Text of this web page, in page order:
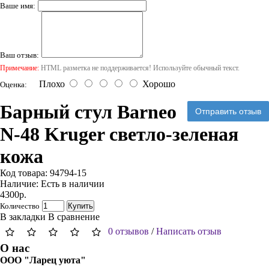
Ваше имя:
Ваш отзыв:
Примечание: HTML разметка не поддерживается! Используйте обычный текст.
Оценка: Плохо Хорошо
Отправить отзыв
Барный стул Barneo
N-48 Kruger светло-зеленая
кожа
Код товара: 94794-15
Наличие: Есть в наличии
4300р.
Количество Купить
В закладки В сравнение
0 отзывов /Написать отзыв
О нас
ООО "Ларец уюта"